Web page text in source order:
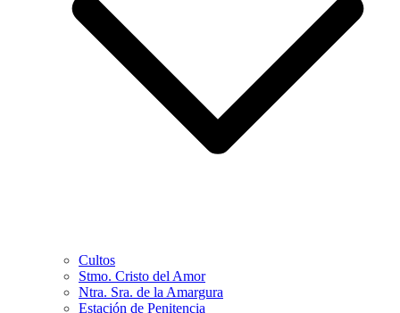
Cultos
Stmo. Cristo del Amor
Ntra. Sra. de la Amargura
Estación de Penitencia